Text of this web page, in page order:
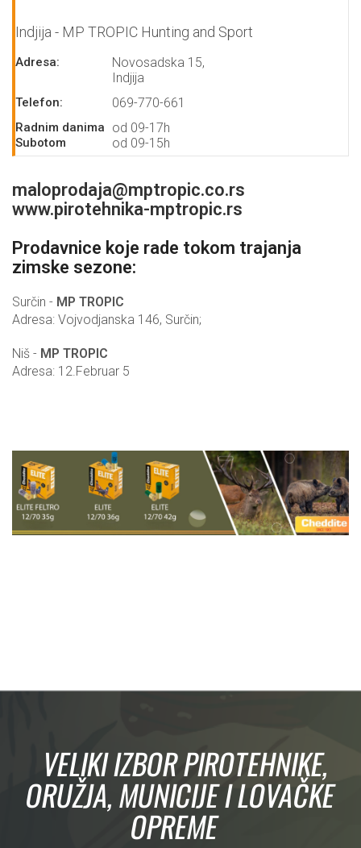
Indjija - MP TROPIC Hunting and Sport
Adresa:
Novosadska 15,
Indjija
Telefon: 069-770-661
Radnim danima
Subotom
od 09-17h
od 09-15h
maloprodaja@mptropic.co.rs
www.pirotehnika-mptropic.rs
Prodavnice koje rade tokom trajanja
zimske sezone:
Surčin - MP TROPIC
Adresa: Vojvodjanska 146, Surčin;
Niš - MP TROPIC
Adresa: 12.Februar 5
VELIKI IZBOR PIROTEHNIKE,
ORUŽJA, MUNICIJE I LOVAČKE
OPREME